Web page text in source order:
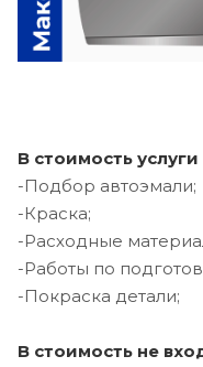
В стоимость
-Подбор автоэмали;
-Краска;
-Расходные
-Работы по
-Покраска детали;
В стоимость не